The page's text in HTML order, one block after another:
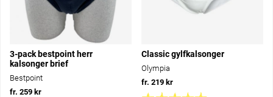
3-pack bestpoint herr
kalsonger brief
Bestpoint
fr. 259 kr
Classic gylfkalsonger
Olympia
fr. 219 kr